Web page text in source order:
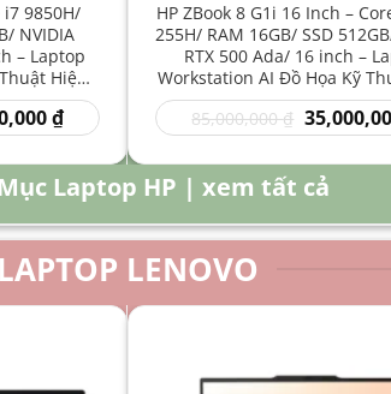
i7 9850H/
NVIDIA
– Laptop
Hiệu
₫.
₫Giá
hiện
là:
10,950,000 ₫.
HP ZBook 8 G1i 16 Inch –
255H/ RAM 16GB/ SSD
RTX 500 Ada/ 16 inch –
Workstation AI Đồ Họa Kỹ
Năng Cao
85,000,000₫ Giá
gốc
Laptop HP | xem tất cả
LAPTOP LENOVO